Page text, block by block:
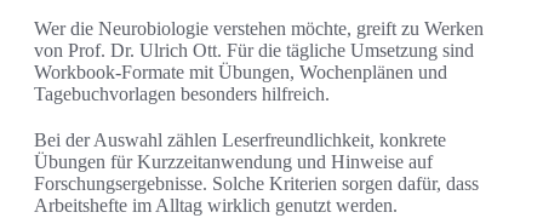
Wer die Neurobiologie verstehen möchte, greift zu Werken
von Prof. Dr. Ulrich Ott. Für die tägliche Umsetzung sind
Workbook-Formate mit Übungen, Wochenplänen und
Tagebuchvorlagen besonders hilfreich.
Bei der Auswahl zählen Leserfreundlichkeit, konkrete
Übungen für Kurzzeitanwendung und Hinweise auf
Forschungsergebnisse. Solche Kriterien sorgen dafür, dass
Arbeitshefte im Alltag wirklich genutzt werden.